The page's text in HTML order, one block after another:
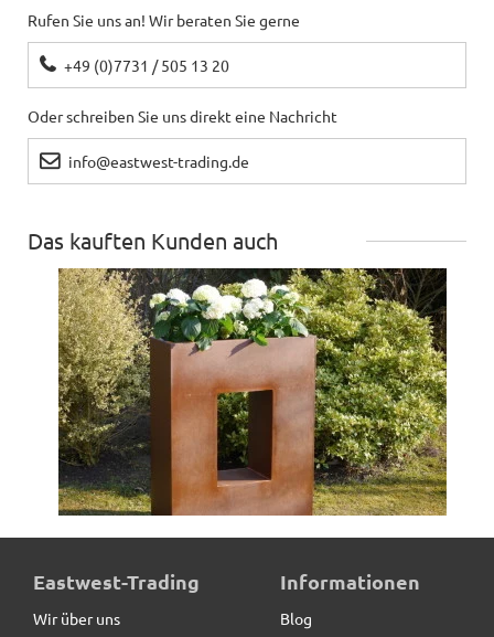
Rufen Sie uns an! Wir beraten Sie gerne
+49 (0)7731 / 505 13 20
Oder schreiben Sie uns direkt eine Nachricht
info@eastwest-trading.de
Das kauften Kunden auch
Raumteiler aus Cortenstahl, rostfarben - jetzt reduziert
Eastwest-Trading
Wir über uns
Informationen
Blog